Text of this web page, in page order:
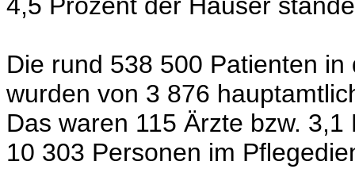
Die rund 538 500 Patienten
wurden von 3 876
Das waren 115 Ärzte bzw.
10 303 Personen im